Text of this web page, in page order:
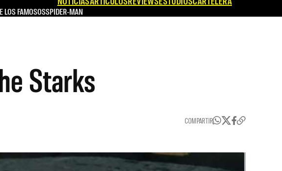
LOS FAMOSOSSPIDER-MAN
Starks
COMPARTIR